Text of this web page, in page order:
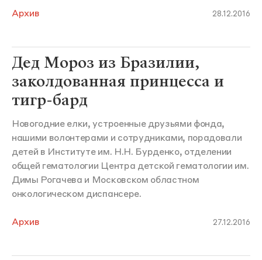
Архив 28.12.2016
Дед Мороз из Бразилии,
заколдованная принцесса и
тигр-бард
Новогодние елки, устроенные друзьями фонда,
нашими волонтерами и сотрудниками, порадовали
детей в Институте им. Н.Н. Бурденко, отделении
общей гематологии Центра детской гематологии им.
Димы Рогачева и Московском областном
онкологическом диспансере.
Архив 27.12.2016